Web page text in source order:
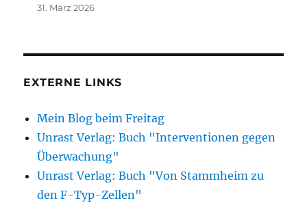
31. März 2026
EXTERNE LINKS
Mein Blog beim Freitag
Unrast Verlag: Buch "Interventionen gegen
Überwachung"
Unrast Verlag: Buch "Von Stammheim zu
den F-Typ-Zellen"